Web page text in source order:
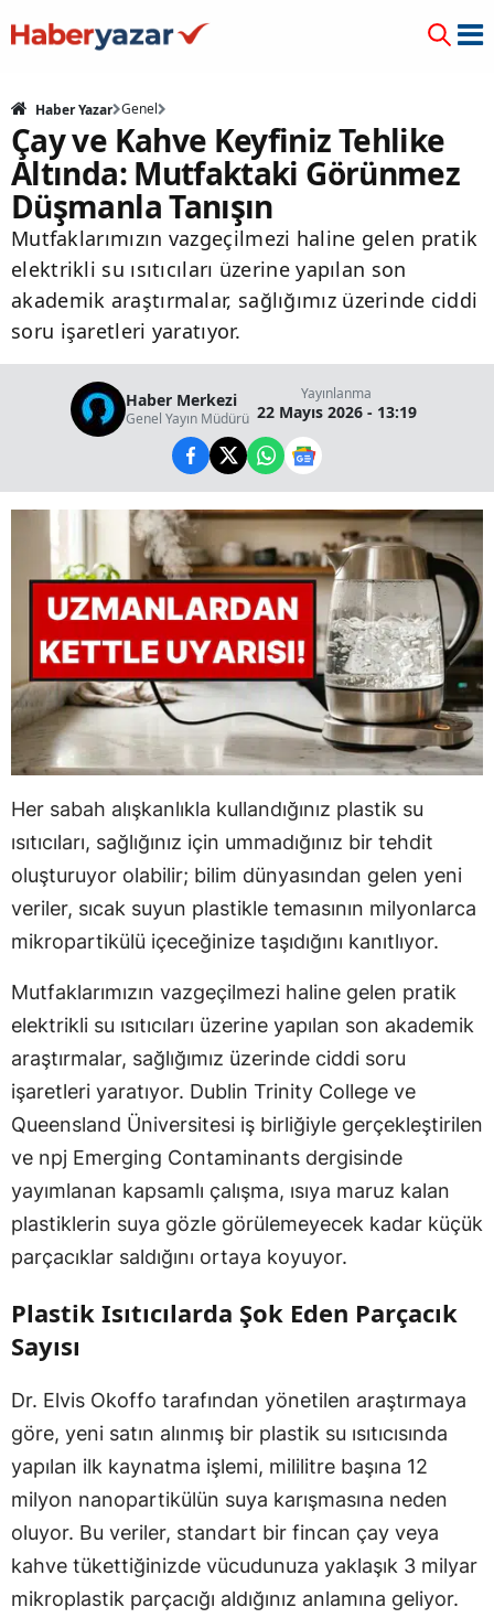
Haber Yazar Genel
Çay ve Kahve Keyfiniz Tehlike
Altında: Mutfaktaki Görünmez
Düşmanla Tanışın
Mutfaklarımızın vazgeçilmezi haline gelen pratik
elektrikli su ısıtıcıları üzerine yapılan son
akademik araştırmalar, sağlığımız üzerinde ciddi
soru işaretleri yaratıyor.
Haber Merkezi
Genel Yayın Müdürü
Yayınlanma
22 Mayıs 2026 - 13:19
Her sabah alışkanlıkla kullandığınız plastik su
ısıtıcıları, sağlığınız için ummadığınız bir tehdit
oluşturuyor olabilir; bilim dünyasından gelen yeni
veriler, sıcak suyun plastikle temasının milyonlarca
mikropartikülü içeceğinize taşıdığını kanıtlıyor.
Mutfaklarımızın vazgeçilmezi haline gelen pratik
elektrikli su ısıtıcıları üzerine yapılan son akademik
araştırmalar, sağlığımız üzerinde ciddi soru
işaretleri yaratıyor. Dublin Trinity College ve
Queensland Üniversitesi iş birliğiyle gerçekleştirilen
ve npj Emerging Contaminants dergisinde
yayımlanan kapsamlı çalışma, ısıya maruz kalan
plastiklerin suya gözle görülemeyecek kadar küçük
parçacıklar saldığını ortaya koyuyor.
Plastik Isıtıcılarda Şok Eden Parçacık
Sayısı
Dr. Elvis Okoffo tarafından yönetilen araştırmaya
göre, yeni satın alınmış bir plastik su ısıtıcısında
yapılan ilk kaynatma işlemi, mililitre başına 12
milyon nanopartikülün suya karışmasına neden
oluyor. Bu veriler, standart bir fincan çay veya
kahve tükettiğinizde vücudunuza yaklaşık 3 milyar
mikroplastik parçacığı aldığınız anlamına geliyor.